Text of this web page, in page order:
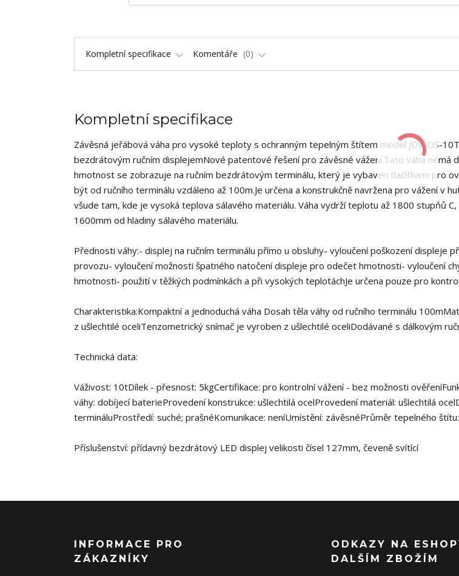
Kompletní specifikace Komentáře 0
Kompletní specifikace
Závěsná jeřábová váha pro vysoké teploty s ochranným tepelným štítem model JDV-OS-
bezdrátovým ručním displejemNové patentové řešení pro závěsné vážení.Tato váha nemá
hmotnost se zobrazuje na ručním bezdrátovým terminálu, který je vybaven tlačítkami pro
být od ručního terminálu vzdáleno až 100m.Je určena a konstrukčně navržena pro vážení v
všude tam, kde je vysoká teplova sálavého materiálu. Váha vydrží teplotu až 1800 stupňů
1600mm od hladiny sálavého materiálu.
Přednosti váhy:- displej na ručním terminálu přímo u obsluhy- vyloučení poškození displeje
provozu- vyloučení možnosti špatného natočení displeje pro odečet hmotnosti- vyloučení
hmotnosti- použití v těžkých podmínkách a při vysokých teplotáchJe určena pouze pro
Charakteristika:Kompaktní a jednoduchá váha Dosah těla váhy od ručního terminálu
z ušlechtilé oceliTenzometrický snímač je vyroben z ušlechtilé oceliDodávané s dálkovým
Technická data:
Váživost: 10tDílek - přesnost: 5kgCertifikace: pro kontrolní vážení - bez možnosti
váhy: dobíjecí baterieProvedení konstrukce: ušlechtilá ocelProvedení materiál: ušlechtilá
termináluProstředí: suché; prašnéKomunikace: neníUmístění: závěsnéPrůměr tepelného
Příslušenství: přídavný bezdrátový LED displej velikosti čísel 127mm, čeveně svítící
INFORMACE PRO
ZÁKAZNÍKY
ODKAZY NA
DALŠÍM ZBOŽÍM